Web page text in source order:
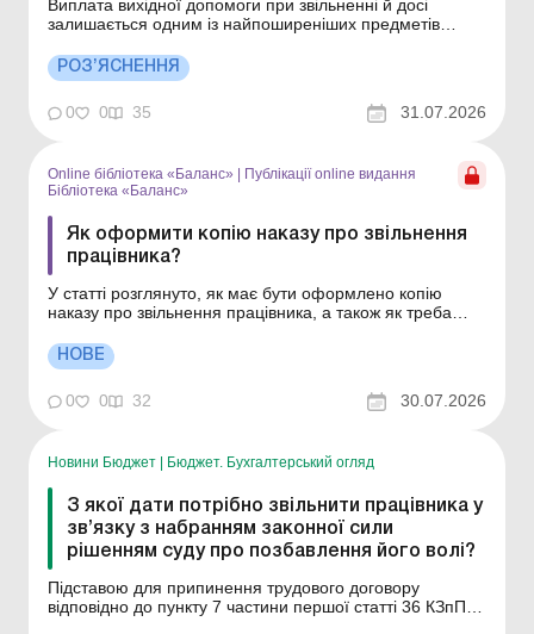
Виплата вихідної допомоги при звільненні й досі
залишається одним із найпоширеніших предметів
при звільнені: розмір, розрахунок, оподаткування
Виплата вихідної допомоги при звільненні й досі
залишається одним із найпоширеніших предметів
трудових спо...
РОЗ’ЯСНЕННЯ
0 0 35 31.07.2026
Online бібліотека «Баланс»
Публікації online видання
Бібліотека «Баланс»
Як оформити копію наказу про звільнення
працівника?
У статті розглянуто, як має бути оформлено копію
наказу про звільнення працівника, а також як треба
Бібліотека «Баланс» Спецтема «Первинні та кадрові
документи: оригінали, копії, дублікати» Роботодавці
НОВЕ
0 0 32 30.07.2026
Новини Бюджет Бюджет. Бухгалтерський огляд
З якої дати потрібно звільнити працівника у
зв’язку з набранням законної сили
рішенням суду про позбавлення його волі?
Підставою для припинення трудового договору
відповідно до пункту 7 частини першої статті 36 КЗпП є